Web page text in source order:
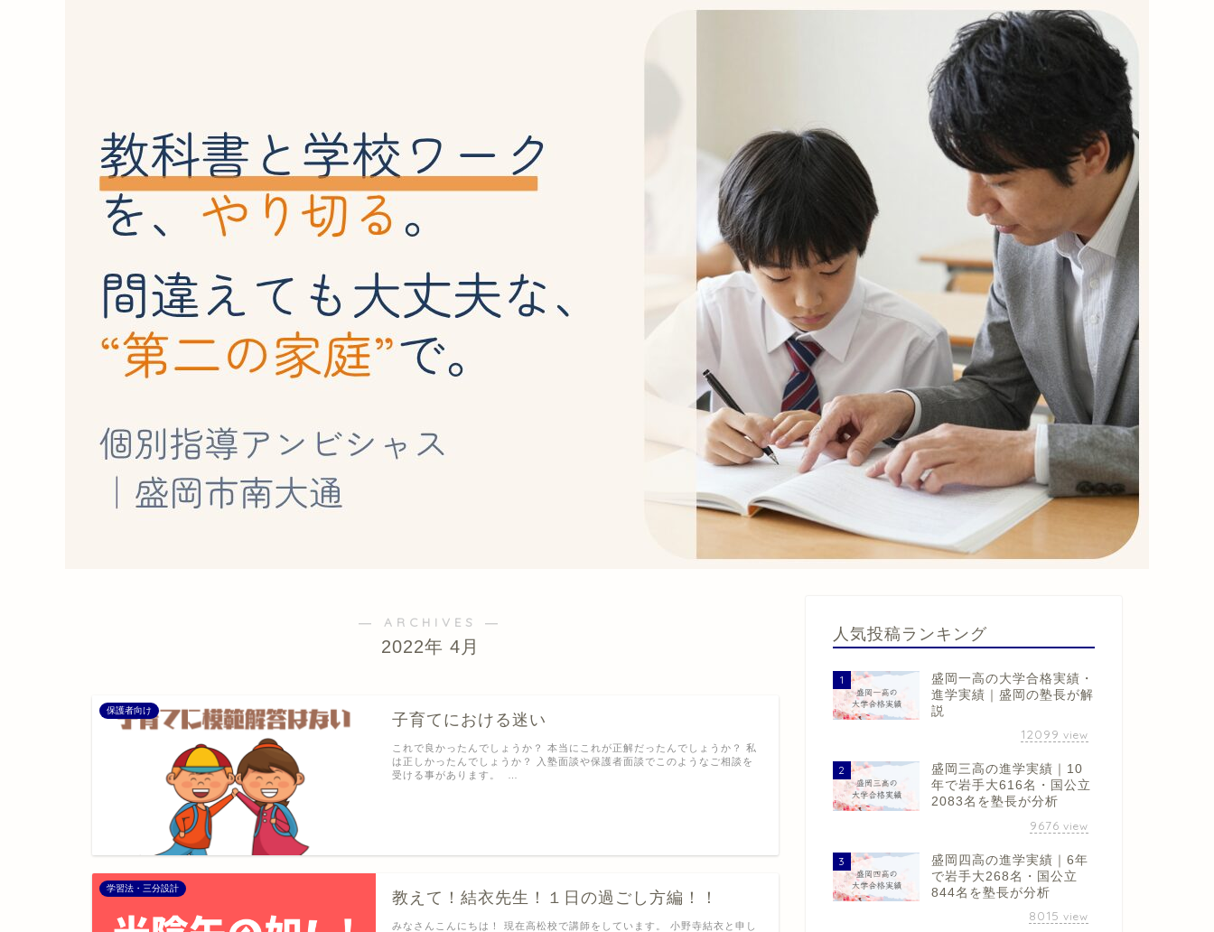
― ARCHIVES ―
2022年 4月
保護者向け
子育てにおける迷い
これで良かったんでしょうか？ 本当にこれが正解だったんでしょうか？ 私
は正しかったんでしょうか？ 入塾面談や保護者面談でこのようなご相談を
受ける事があります。 …
学習法・三分設計
教えて！結衣先生！１日の過ごし方編！！
みなさんこんにちは！ 現在高松校で講師をしています。 小野寺結衣と申し
人気投稿ランキング
1
盛岡一高の大学合格実績・
進学実績｜盛岡の塾長が解
説
12099 view
2
盛岡三高の進学実績｜10
年で岩手大616名・国公立
2083名を塾長が分析
9676 view
3
盛岡四高の進学実績｜6年
で岩手大268名・国公立
844名を塾長が分析
8015 view